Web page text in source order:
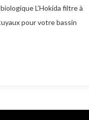
L’Hokida filtre à
pour votre bassin